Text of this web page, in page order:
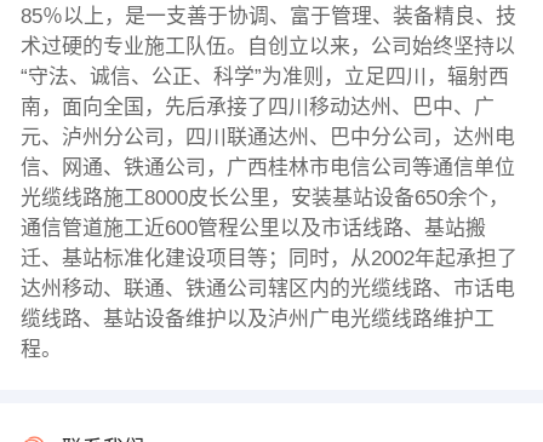
85％以上，是一支善于协调、富于管理、装备精良、技
术过硬的专业施工队伍。自创立以来，公司始终坚持以
“守法、诚信、公正、科学”为准则，立足四川，辐射西
南，面向全国，先后承接了四川移动达州、巴中、广
元、泸州分公司，四川联通达州、巴中分公司，达州电
信、网通、铁通公司，广西桂林市电信公司等通信单位
光缆线路施工8000皮长公里，安装基站设备650余个，
通信管道施工近600管程公里以及市话线路、基站搬
迁、基站标准化建设项目等；同时，从2002年起承担了
达州移动、联通、铁通公司辖区内的光缆线路、市话电
缆线路、基站设备维护以及泸州广电光缆线路维护工
程。